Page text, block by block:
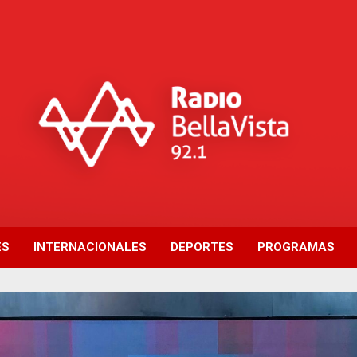
INTERNACIONALES DEPORTES PROGRAMAS